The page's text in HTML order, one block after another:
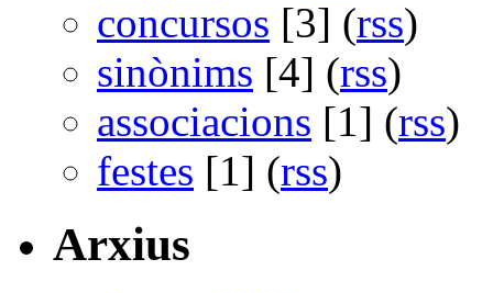
concursos [3] (rss)
sinònims [4] (rss)
associacions [1] (rss)
festes [1] (rss)
Arxius